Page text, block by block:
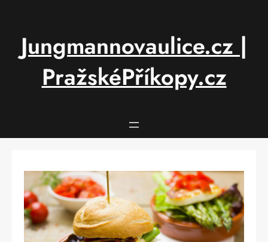
Jungmannovaulice.cz |
PražskéPříkopy.cz